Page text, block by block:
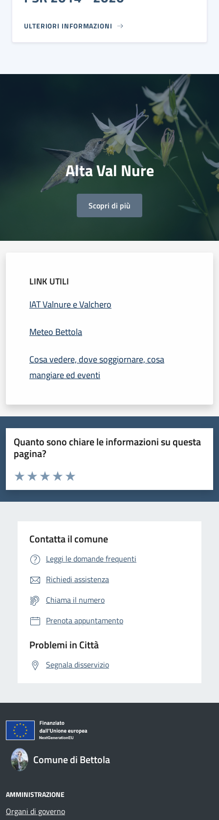
ULTERIORI INFORMAZIONI
Alta Val Nure
Scopri di più
LINK UTILI
IAT Valnure e Valchero
Meteo Bettola
Cosa vedere, dove soggiornare, cosa
mangiare ed eventi
Quanto sono chiare le informazioni su questa
pagina?
Domanda
Valuta da 1 a 5 stelle la pagina
Valuta 5 stelle su 5
Valuta 4 stelle su 5
Valuta 3 stelle su 5
Valuta 2 stelle su 5
Valuta 1 stelle su 5
Contatta il comune
Leggi le domande frequenti
Richiedi assistenza
Chiama il numero
Prenota appuntamento
Problemi in Città
Segnala disservizio
Comune di Bettola
AMMINISTRAZIONE
Organi di governo